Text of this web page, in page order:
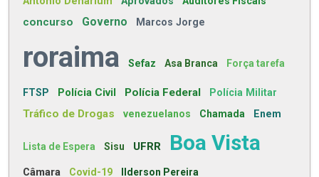
concurso Governo Marcos Jorge
roraima Sefaz Asa Branca Força tarefa
FTSP Polícia Civil Polícia Federal Polícia Militar
Tráfico de Drogas venezuelanos Chamada Enem
Lista de Espera Sisu UFRR Boa Vista
Câmara Covid-19 Ilderson Pereira